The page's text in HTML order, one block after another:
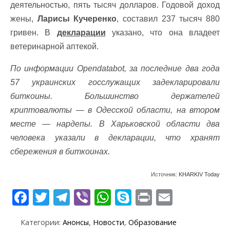
деятельностью, пять тысяч долларов. Годовой доход
жены, Ларисы Кучеренко, составил 237 тысяч 880
гривен. В декларации указано, что она владеет
ветеринарной аптекой.
По информации Opendatabot, за последние два года
57 украинских госслужащих задекларировали
биткоины. Большинство держателей
криптовалюты — в Одесской области, на втором
месте — нардепы. В Харьковской области два
человека указали в декларации, что хранят
сбережения в биткоинах.
Источник: KHARKIV Today
F
e
T
itt
T
e
Vi
er
W
at
S
k
y
Pr
t ai
Категории: Анонсы, Новости, Образование